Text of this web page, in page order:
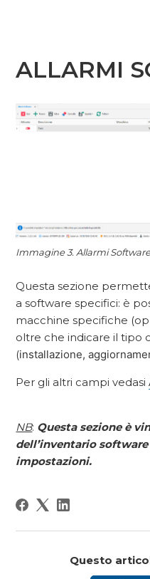
ALLARMI
Immagine 3. Allarmi
Questa sezione
a software specifici: è
macchine specifiche
oltre che indicare il tipo
(installazione,
Per gli altri campi vedasi
NB: Questa sezione è
dell’inventario
impostazioni.
Questo